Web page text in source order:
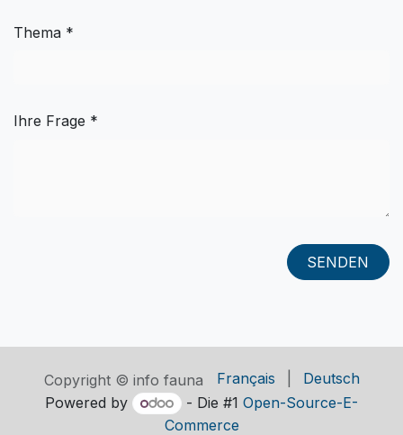
Thema *
Ihre Frage *
SENDEN
Copyright © info fauna Français
Deutsch
Powered by
- Die #1 Open-Source-E-
Commerce